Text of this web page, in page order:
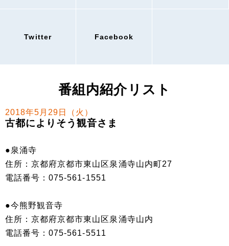
Twitter Facebook
番組内紹介リスト
2018年5月29日（火）
古都によりそう観音さま
●泉涌寺
住所：京都府京都市東山区泉涌寺山内町27
電話番号：075-561-1551
●今熊野観音寺
住所：京都府京都市東山区泉涌寺山内
電話番号：075-561-5511